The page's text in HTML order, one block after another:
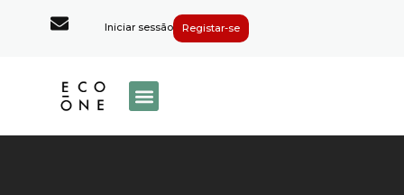
Iniciar sessão Registar-se